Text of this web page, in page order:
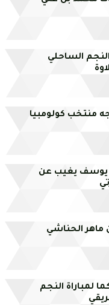
الساحلي
منتخب كولومبيا
يوسف يغيب عن
ماهر الحناشي
لمباراة النجم